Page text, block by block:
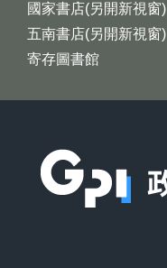
國家書店(另開新視窗)
五南書店(另開新視窗)
寄存圖書館